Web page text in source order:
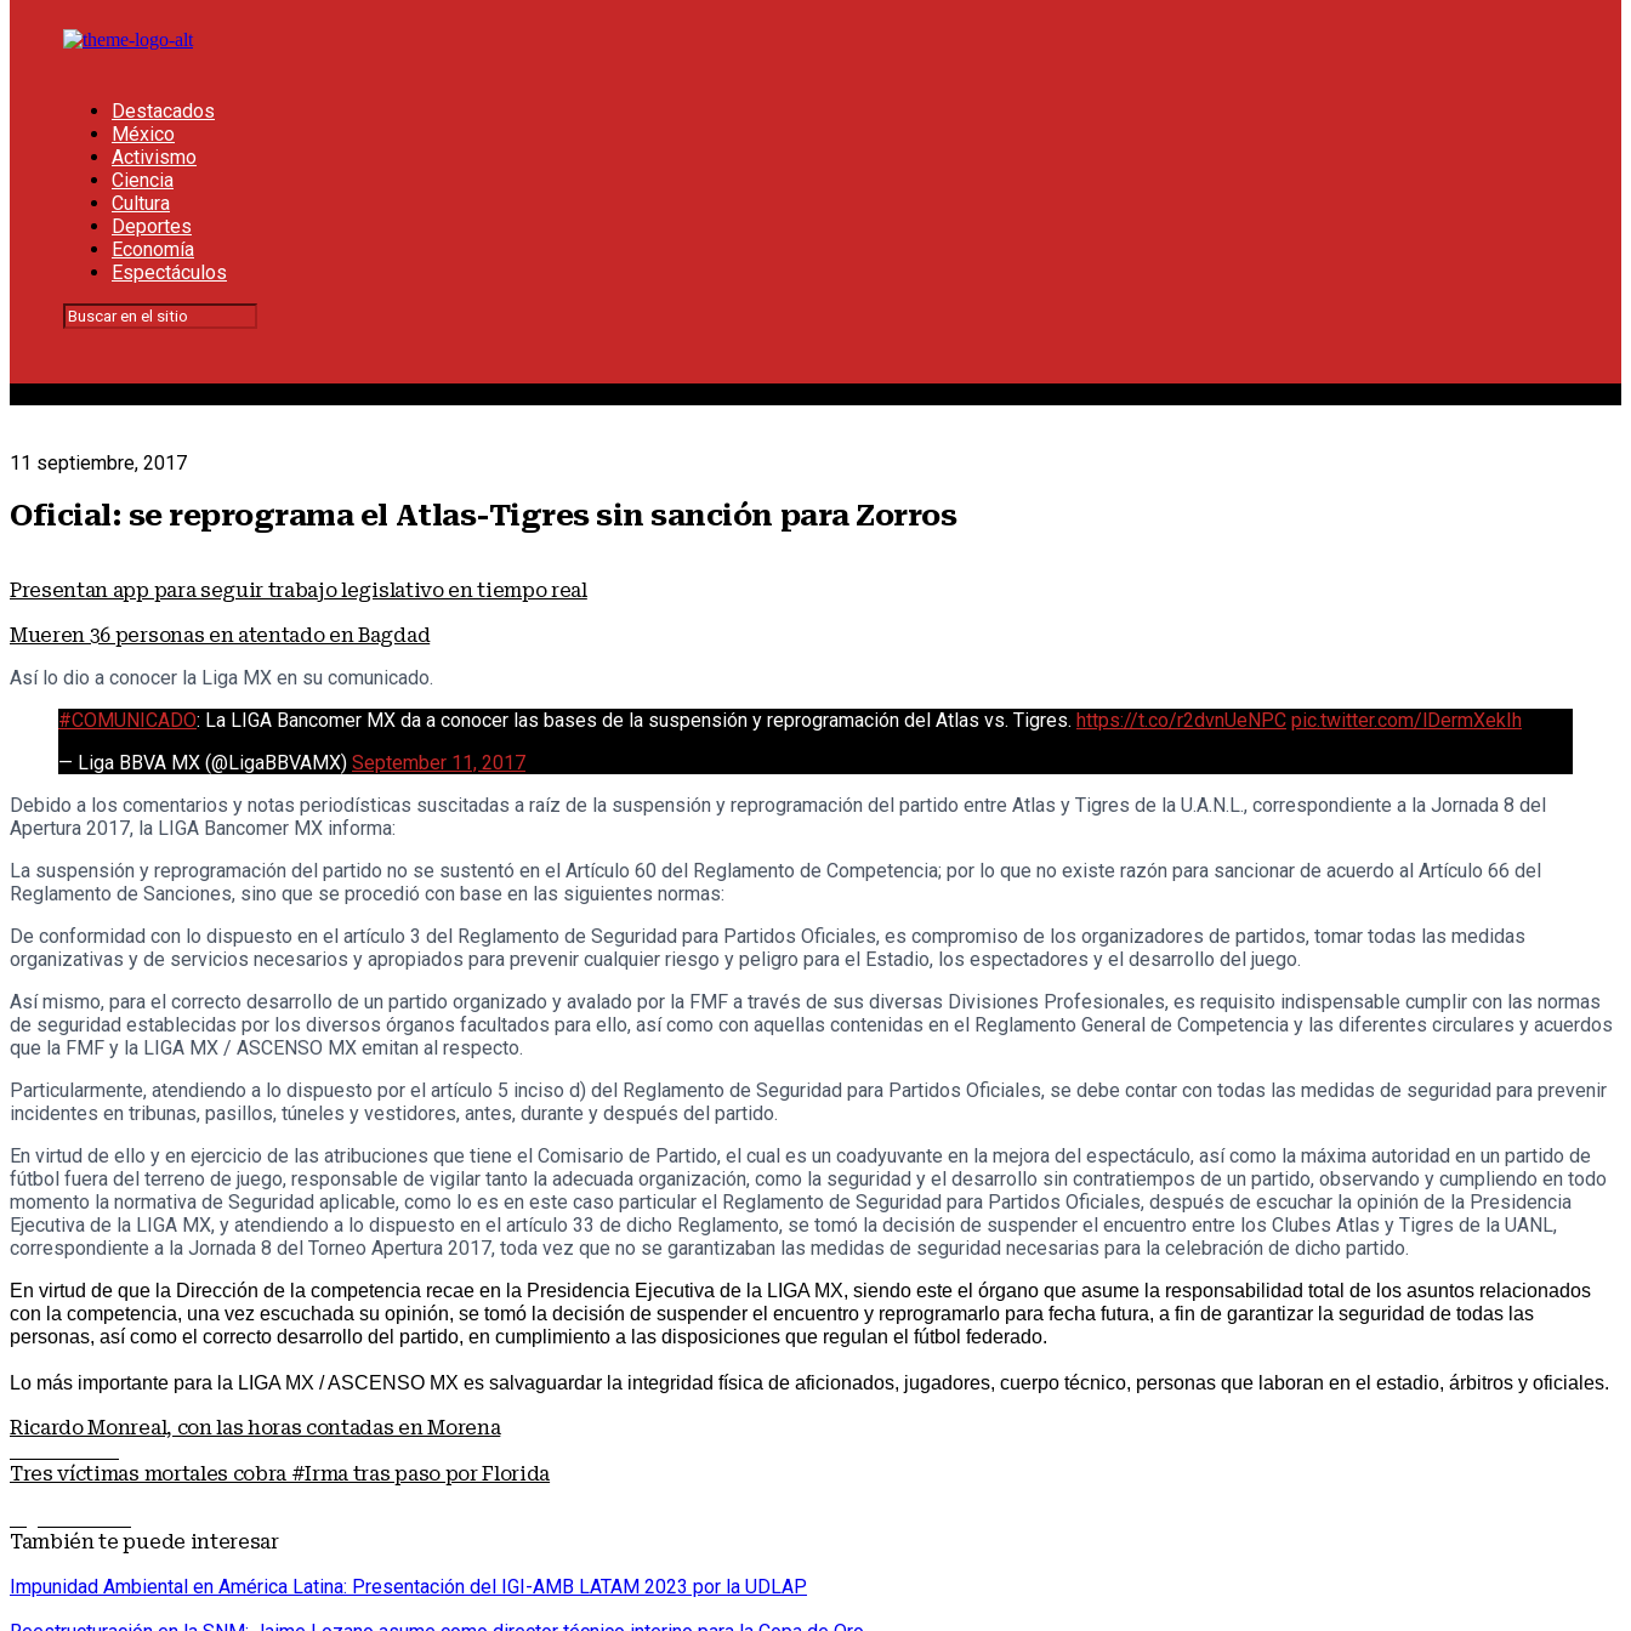
Destacados
México
Activismo
Ciencia
Cultura
Deportes
Economía
Espectáculos
11 septiembre, 2017
Oficial: se reprograma el Atlas-Tigres sin sanción para Zorros
Presentan app para seguir trabajo legislativo en tiempo real
Mueren 36 personas en atentado en Bagdad
Así lo dio a conocer la Liga MX en su comunicado.
#COMUNICADO: La LIGA Bancomer MX da a conocer las bases de la suspensión y reprogramación del Atlas vs. Tigres. https://t.co/r2dvnUeNPC pic.twitter.com/lDermXekIh
— Liga BBVA MX (@LigaBBVAMX) September 11, 2017
Debido a los comentarios y notas periodísticas suscitadas a raíz de la suspensión y reprogramación del partido entre Atlas y Tigres de la U.A.N.L., correspondiente a la Jornada 8 del
Apertura 2017, la LIGA Bancomer MX informa:
La suspensión y reprogramación del partido no se sustentó en el Artículo 60 del Reglamento de Competencia; por lo que no existe razón para sancionar de acuerdo al Artículo 66 del
Reglamento de Sanciones, sino que se procedió con base en las siguientes normas:
De conformidad con lo dispuesto en el artículo 3 del Reglamento de Seguridad para Partidos Oficiales, es compromiso de los organizadores de partidos, tomar todas las medidas
organizativas y de servicios necesarios y apropiados para prevenir cualquier riesgo y peligro para el Estadio, los espectadores y el desarrollo del juego.
Así mismo, para el correcto desarrollo de un partido organizado y avalado por la FMF a través de sus diversas Divisiones Profesionales, es requisito indispensable cumplir con las normas
de seguridad establecidas por los diversos órganos facultados para ello, así como con aquellas contenidas en el Reglamento General de Competencia y las diferentes circulares y acuerdos
que la FMF y la LIGA MX / ASCENSO MX emitan al respecto.
Particularmente, atendiendo a lo dispuesto por el artículo 5 inciso d) del Reglamento de Seguridad para Partidos Oficiales, se debe contar con todas las medidas de seguridad para prevenir
incidentes en tribunas, pasillos, túneles y vestidores, antes, durante y después del partido.
En virtud de ello y en ejercicio de las atribuciones que tiene el Comisario de Partido, el cual es un coadyuvante en la mejora del espectáculo, así como la máxima autoridad en un partido de
fútbol fuera del terreno de juego, responsable de vigilar tanto la adecuada organización, como la seguridad y el desarrollo sin contratiempos de un partido, observando y cumpliendo en todo
momento la normativa de Seguridad aplicable, como lo es en este caso particular el Reglamento de Seguridad para Partidos Oficiales, después de escuchar la opinión de la Presidencia
Ejecutiva de la LIGA MX, y atendiendo a lo dispuesto en el artículo 33 de dicho Reglamento, se tomó la decisión de suspender el encuentro entre los Clubes Atlas y Tigres de la UANL,
correspondiente a la Jornada 8 del Torneo Apertura 2017, toda vez que no se garantizaban las medidas de seguridad necesarias para la celebración de dicho partido.
En virtud de que la Dirección de la competencia recae en la Presidencia Ejecutiva de la LIGA MX, siendo este el órgano que asume la responsabilidad total de los asuntos relacionados
con la competencia, una vez escuchada su opinión, se tomó la decisión de suspender el encuentro y reprogramarlo para fecha futura, a fin de garantizar la seguridad de todas las
personas, así como el correcto desarrollo del partido, en cumplimiento a las disposiciones que regulan el fútbol federado.
Lo más importante para la LIGA MX / ASCENSO MX es salvaguardar la integridad física de aficionados, jugadores, cuerpo técnico, personas que laboran en el estadio, árbitros y oficiales.
Ricardo Monreal, con las horas contadas en Morena
Tres víctimas mortales cobra #Irma tras paso por Florida
También te puede interesar
Impunidad Ambiental en América Latina: Presentación del IGI-AMB LATAM 2023 por la UDLAP